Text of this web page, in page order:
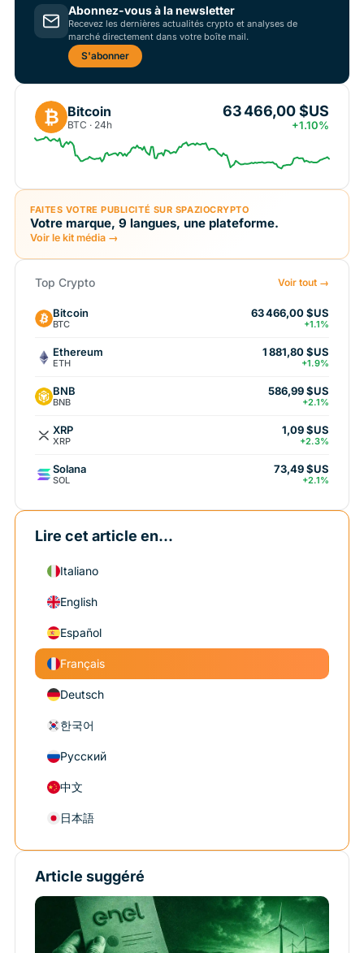
Abonnez-vous à la newsletter
Recevez les dernières actualités crypto et analyses de
marché directement dans votre boîte mail.
S'abonner
₿ Bitcoin
BTC · 24h
63 466,00 $US
+1.10%
FAITES VOTRE PUBLICITÉ SUR SPAZIOCRYPTO
Votre marque, 9 langues, une plateforme.
Voir le kit média →
Top Crypto Voir tout →
Bitcoin
BTC
63 466,00 $US
+1.1%
Ethereum
ETH
1 881,80 $US
+1.9%
BNB
BNB
586,99 $US
+2.1%
XRP
XRP
1,09 $US
+2.3%
Solana
SOL
73,49 $US
+2.1%
Lire cet article en...
Italiano
English
Español
Français
Deutsch
한국어
Русский
中文
日本語
Article suggéré